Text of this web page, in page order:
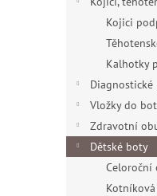
Kojici
Kalhotky
Vložky do
Zdravotní
Dětské boty
Celoroční